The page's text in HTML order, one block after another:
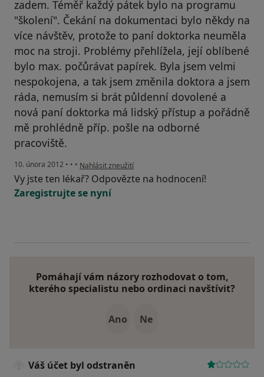
zadem. Téměř každý pátek bylo na programu
"školení". Čekání na dokumentaci bylo někdy na
více návštěv, protože to paní doktorka neuměla
moc na stroji. Problémy přehlížela, její oblíbené
bylo max. počůrávat papírek. Byla jsem velmi
nespokojena, a tak jsem změnila doktora a jsem
ráda, nemusím si brát půldenní dovolené a
nová paní doktorka má lidský přístup a pořádně
mě prohlédně příp. pošle na odborné
pracoviště.
10. února 2012 • • • podle názoru uživatele Váš účet byl odstraněn
Nahlásit zneužití
Vy jste ten lékař? Odpovězte na hodnocení!
Zaregistrujte se nyní
Pomáhají vám názory rozhodovat o tom,
kterého specialistu nebo ordinaci navštívit?
Ano Ne
Váš účet byl odstraněn